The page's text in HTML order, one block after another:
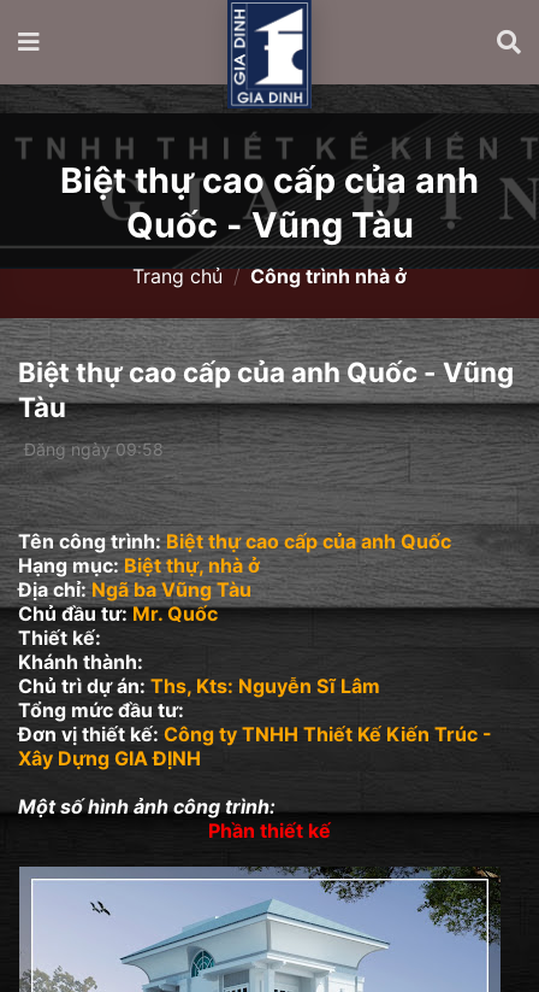
Biệt thự cao cấp của anh
Quốc - Vũng Tàu
Trang chủ / Công trình nhà ở
Biệt thự cao cấp của anh Quốc - Vũng
Tàu
Đăng ngày 09:58
Tên công trình:Biệt thự cao cấp của anh Quốc
Hạng mục:Biệt thự, nhà ở
Địa chỉ:Ngã ba Vũng Tàu
Chủ đầu tư:Mr. Quốc
Thiết kế:
Khánh thành:
Chủ trì dự án: Ths, Kts: Nguyễn Sĩ Lâm
Tổng mức đầu tư:
Đơn vị thiết kế: Công ty TNHH Thiết Kế Kiến Trúc -
Xây Dựng GIA ĐỊNH
Một số hình ảnh công trình:
Phần thiết kế